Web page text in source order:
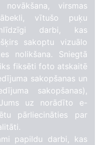
virsmas
vītušo puķu
darbi, kas
sakoptu vizuālo
nolikšana. Sniegtā
fiksēti foto atskaitē
sakopšanas un
sakopšanas),
uz norādīto e-
pārliecināties par
papildu darbi, kas